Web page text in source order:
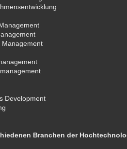
Management
Development
Branchen der